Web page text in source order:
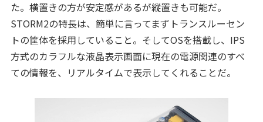
た。横置きの方が安定感があるが縦置きも可能だ。
STORM2の特長は、簡単に言ってまずトランスルーセン
トの筐体を採用していること。そしてOSを搭載し、IPS
方式のカラフルな液晶表示画面に現在の電源関連のすべ
ての情報を、リアルタイムで表示してくれることだ。